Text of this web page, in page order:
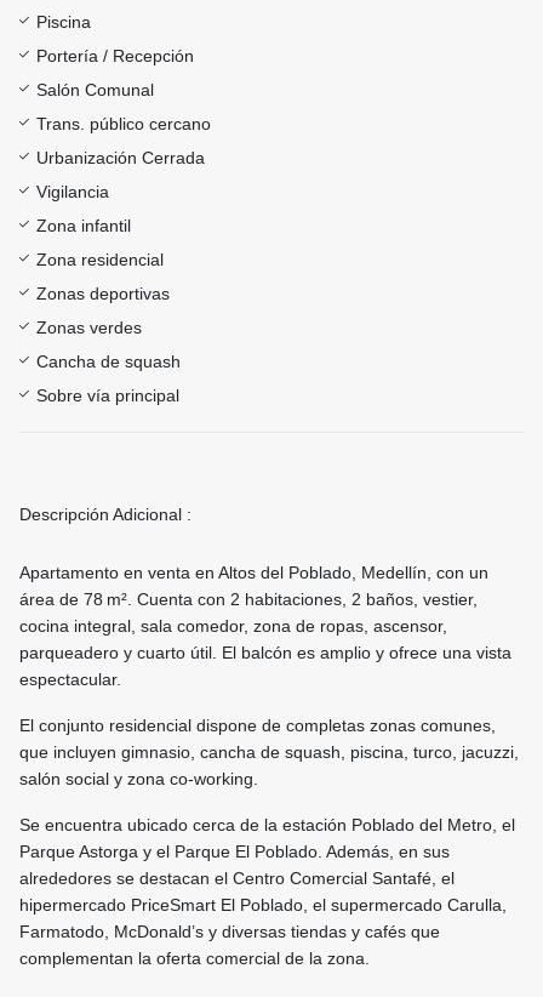
Piscina
Portería / Recepción
Salón Comunal
Trans. público cercano
Urbanización Cerrada
Vigilancia
Zona infantil
Zona residencial
Zonas deportivas
Zonas verdes
Cancha de squash
Sobre vía principal
Descripción Adicional :
Apartamento en venta en Altos del Poblado, Medellín, con un
área de 78 m². Cuenta con 2 habitaciones, 2 baños, vestier,
cocina integral, sala comedor, zona de ropas, ascensor,
parqueadero y cuarto útil. El balcón es amplio y ofrece una vista
espectacular.
El conjunto residencial dispone de completas zonas comunes,
que incluyen gimnasio, cancha de squash, piscina, turco, jacuzzi,
salón social y zona co-working.
Se encuentra ubicado cerca de la estación Poblado del Metro, el
Parque Astorga y el Parque El Poblado. Además, en sus
alrededores se destacan el Centro Comercial Santafé, el
hipermercado PriceSmart El Poblado, el supermercado Carulla,
Farmatodo, McDonald’s y diversas tiendas y cafés que
complementan la oferta comercial de la zona.